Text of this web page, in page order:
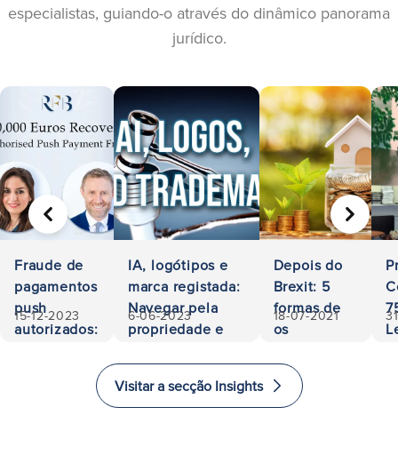
especialistas, guiando-o através do dinâmico panorama
jurídico.
Fraude de
pagamentos
push
autorizados:
recuperados
15-12-2023
IA, logótipos e
marca registada:
Navegar pela
propriedade e
6-06-2023
Depois do
Brexit: 5
formas de
os
investirem
e imigrarem
para o
18-07-2021
ANTERIOR
Visitar a secção Insights